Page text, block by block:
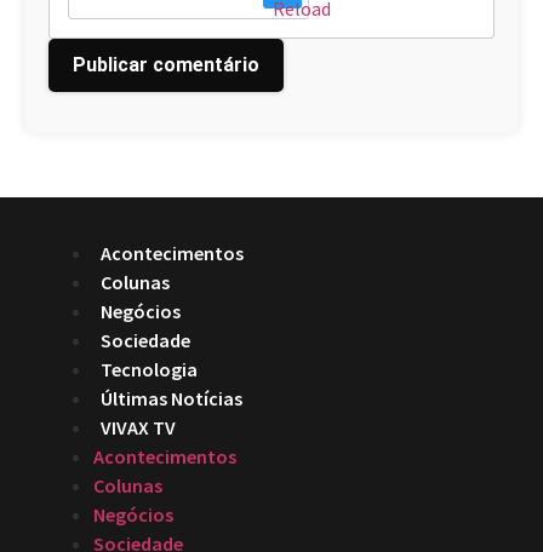
Acontecimentos
Colunas
Negócios
Sociedade
Tecnologia
Últimas Notícias
VIVAX TV
Acontecimentos
Colunas
Negócios
Sociedade